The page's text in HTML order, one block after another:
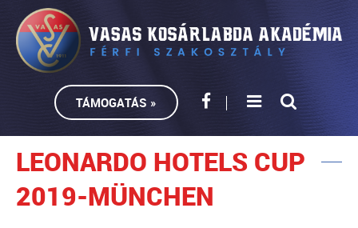
TÁMOGATÁS »
LEONARDO HOTELS CUP
2019-MÜNCHEN